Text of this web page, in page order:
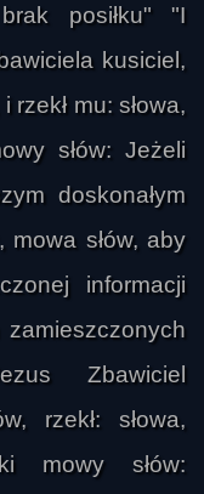
posiłku" "I
kusiciel,
rzekł mu: słowa,
słów: Jeżeli
doskonałym
mowa słów, aby
informacji
Zbawiciel
rzekł: słowa,
mowy słów: